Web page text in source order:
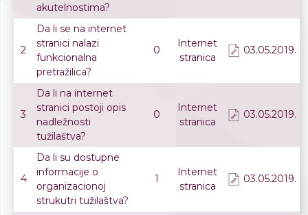
akutelnostima?
2
Da li se na internet
stranici nalazi
funkcionalna
pretražilica?
0
Internet
stranica
03.05.2019.
3
Da li na internet
stranici postoji opis
nadležnosti
tužilaštva?
0
Internet
stranica
03.05.2019.
4
Da li su dostupne
informacije o
organizacionoj
strukutri tužilaštva?
1
Internet
stranica
03.05.2019.